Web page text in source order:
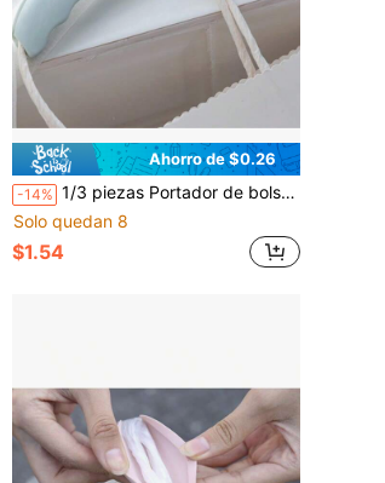
Ahorro de $0.26
-14% 1/3 piezas Portador de bolsa de compras de silicona anti-estrangulamiento, asa portátil de bolsa de plástico que ahorra esfuerzo, soporte de bolsa de compras de supermercado, asa suave y antideslizante reforzada, herramienta de transporte de comestibles, sin presión en la mano, diseño colgante, color macaron simple, herramienta práctica para el hogar
Solo quedan 8
$1.54